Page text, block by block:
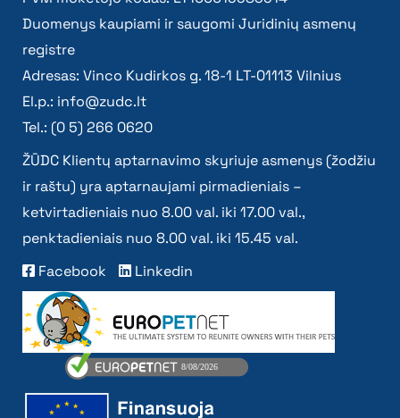
Duomenys kaupiami ir saugomi Juridinių asmenų
registre
Adresas: Vinco Kudirkos g. 18-1 LT-01113 Vilnius
El.p.: info@zudc.lt
Tel.: (0 5) 266 0620
ŽŪDC Klientų aptarnavimo skyriuje asmenys (žodžiu
ir raštu) yra aptarnaujami pirmadieniais –
ketvirtadieniais nuo 8.00 val. iki 17.00 val.,
penktadieniais nuo 8.00 val. iki 15.45 val.
Facebook
Linkedin